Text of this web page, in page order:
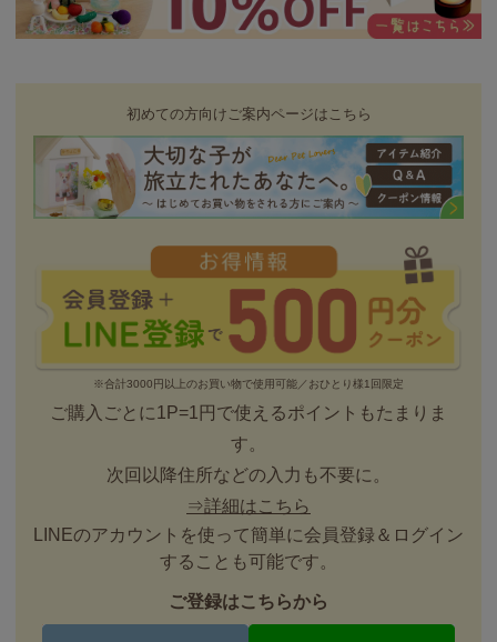
初めての方向けご案内ページはこちら
※合計3000円以上のお買い物で使用可能／おひとり様1回限定
ご購入ごとに1P=1円で使えるポイントもたまりま
す。
次回以降住所などの入力も不要に。
⇒詳細はこちら
LINEのアカウントを使って簡単に会員登録＆ログイン
することも可能です。
ご登録はこちらから